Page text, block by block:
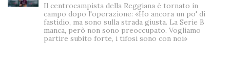
Il centrocampista della Reggiana è tornato in
campo dopo l'operazione: «Ho ancora un po' di
fastidio, ma sono sulla strada giusta. La Serie B
manca, però non sono preoccupato. Vogliamo
partire subito forte, i tifosi sono con noi»